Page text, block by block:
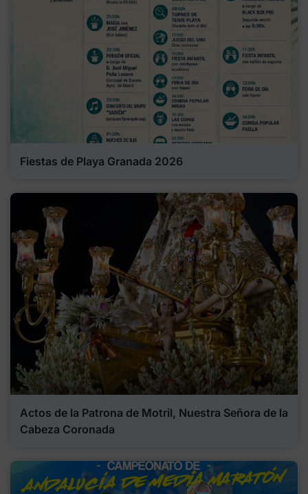
Fiestas de Playa Granada 2026
Actos de la Patrona de Motril, Nuestra Señora de la
Cabeza Coronada